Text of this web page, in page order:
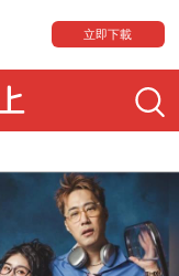
立即下載